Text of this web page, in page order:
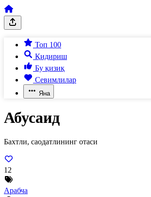
Топ 100
Қидириш
Бу қизиқ
Севимлилар
Яна
Абусаид
Бахтли, саодатлининг отаси
12
Арабча